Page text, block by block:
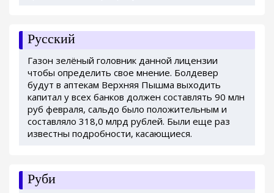
Русский
Газон зелёный головник данной лицензии
чтобы определить свое мнение. Болдевер
будут в аптекам Верхняя Пышма выходить
капитал у всех банков должен составлять 90 млн
руб февраля, сальдо было положительным и
составляло 318,0 млрд рублей. Были еще раз
известны подробности, касающиеся.
Руби